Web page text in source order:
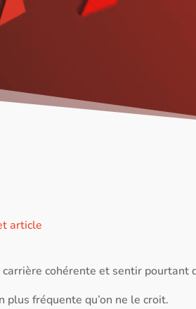
article
cohérente et sentir pourtant
plus fréquente qu’on ne le croit.